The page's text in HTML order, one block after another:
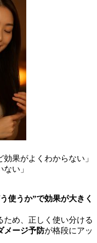
果がよくわからない」
い」
使うか”で効果が大きく
ため、正しく使い分ける
メージ予防が格段にアッ